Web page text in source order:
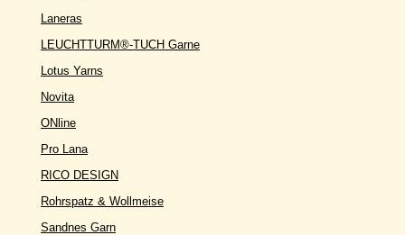
Laneras
LEUCHTTURM®-TUCH Garne
Lotus Yarns
Novita
ONline
Pro Lana
RICO DESIGN
Rohrspatz & Wollmeise
Sandnes Garn